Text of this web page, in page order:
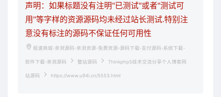
声明：如果标题没有注明"已测试"或者"测试可
用"等字样的资源源码均未经过站长测试.特别注
意没有标注的源码不保证任何可用性
极速商城-亲测源码-亲测资源-免费资源-源码下载-支付源码-系统下载-
软件下载-亲测源码 整站源码 Thinkphp5技术交流分享个人博客网
站源码 https://www.u94i.cn/5553.html